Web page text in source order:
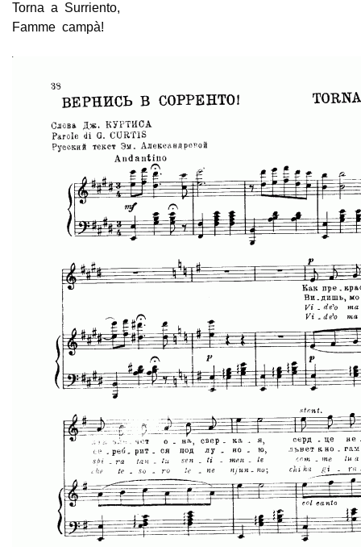
Torna a Surriento,
Famme campà!